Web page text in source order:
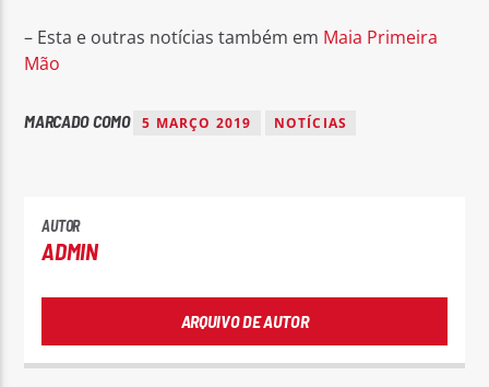
– Esta e outras notícias também em Maia Primeira
Mão
MARCADO COMO 5 MARÇO 2019 NOTÍCIAS
AUTOR
ADMIN
ARQUIVO DE AUTOR